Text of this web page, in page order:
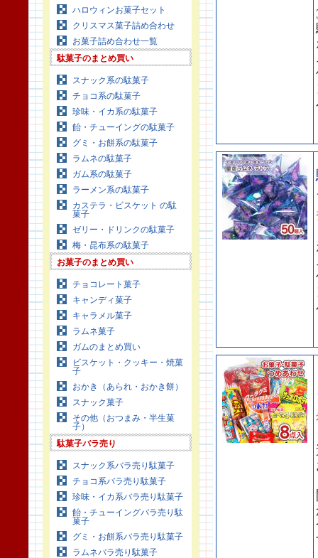
ハロウィンお菓子セット
クリスマス菓子詰め合わせ
お菓子詰め合わせ一覧
駄菓子のまとめ買い
スナック系の駄菓子
チョコ系の駄菓子
珍味・イカ系の駄菓子
飴・チューイングの駄菓子
グミ・お餅系の駄菓子
ラムネの駄菓子
ガム系の駄菓子
ラーメン系の駄菓子
カステラ・ビスケット の駄
菓子
ゼリー・ドリンクの駄菓子
梅・昆布系の駄菓子
お菓子のまとめ買い
チョコレート菓子
キャンディ菓子
キャラメル菓子
ラムネ菓子
ガムのまとめ買い
ビスケット・クッキー・焼菓
子
おかき（あられ・おかき餅）
スナック菓子
その他（おつまみ・半生菓
子）
駄菓子バラ売り
スナック系バラ売り駄菓子
チョコ系バラ売り駄菓子
珍味・イカ系バラ売り駄菓子
飴・チューイングバラ売り駄
菓子
グミ・お餅系バラ売り駄菓子
ラムネバラ売り駄菓子